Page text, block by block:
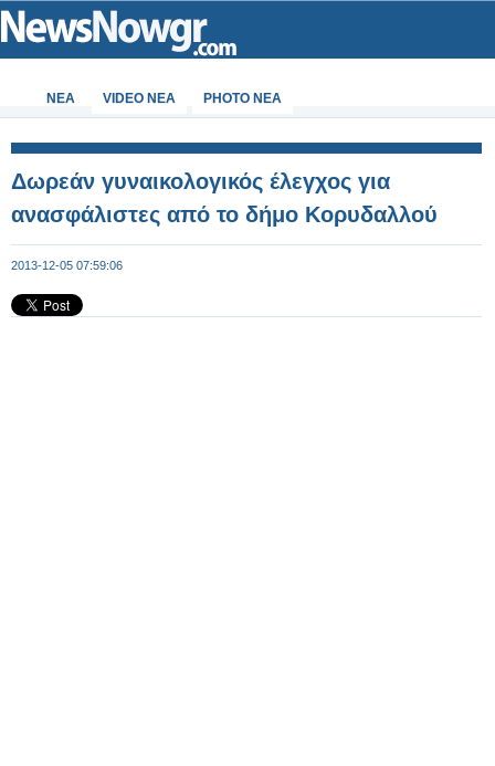
ΝΕΑ VIDEO NEA PHOTO NEA
Δωρεάν γυναικολογικός έλεγχος για
ανασφάλιστες από το δήμο Κορυδαλλού
2013-12-05 07:59:06